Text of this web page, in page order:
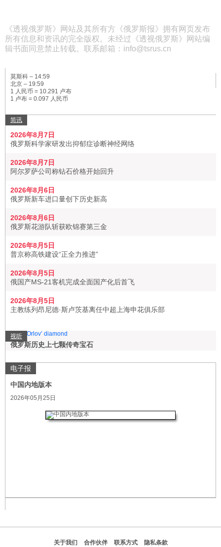
《透视俄罗斯》网站及其所有方《俄罗斯报》拥有网页发布
所有信息和资讯的完全版权。未经过《透视俄罗斯》网站编
辑书面同意禁止转载。联系邮箱：info@tsrus.cn
莫斯科 – 14:59
北京 – 19:59
1 人民币 = 10.291 卢布
1 卢布 = 0.097 人民币
简讯
2026年8月7日
俄罗斯科学家研发出抑郁症诊断神经网络
2026年8月7日
阿尔罗萨公司称钻石价格开始回升
2026年8月6日
俄罗斯新车进口量创下历史新高
2026年8月6日
俄罗斯花游队斩获欧锦赛第三金
2026年8月5日
普京称高铁建设“正全力推进”
2026年8月5日
俄国产MS-21客机完成全面国产化后首飞
2026年8月5日
主教练列昂尼德·斯卢茨基离任中超上海申花俱乐部
视听
俄罗斯历史上七颗传奇宝石
电子报
中国内地版本
2026年05月25日
关于我们 合作伙伴 联系方式 隐私条款